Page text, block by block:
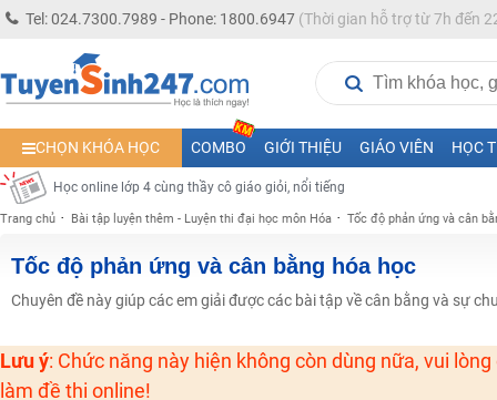
Tel: 024.7300.7989 - Phone: 1800.6947 (Thời gian hỗ trợ từ 7h đến
CHỌN KHÓA HỌC COMBO GIỚI THIỆU GIÁO VIÊN HỌC
Học online lớp 5 cùng thầy cô giáo giỏi, nổi tiếng
Học online lớp 7 cùng thầy cô giáo giỏi
Học online lớp 6 cùng thầy cô giỏi, nổi tiếng
Học online lớp 8 cùng thầy cô giáo giỏi
2K13! Bứt Phá Lớp 5 Năm Học 2023 - 2024
Học online lớp 4 cùng thầy cô giáo giỏi, nổi tiếng
Học online lớp 3 cùng thầy cô giáo giỏi, nổi tiếng
Học online lớp 2 với thầy cô giáo giỏi, nổi tiếng
2K6! Lộ Trình Sun 2024 - Ba bước luyện thi TN THPT - ĐH ít nhất 25 điểm
Khuyến Mãi Khoá Học 1K Chỉ Từ 11-13/09/2024
Đồng giá khóa học 499K - 399K (13/11-15/11)
Trang chủ Bài tập luyện thêm - Luyện thi đại học môn Hóa Tốc độ phản ứng và cân
Tốc độ phản ứng và cân bằng hóa học
Chuyên đề này giúp các em giải được các bài tập về cân bằng và sự
Lưu ý: Chức năng này hiện không còn dùng nữa, vui
làm đề thi online!